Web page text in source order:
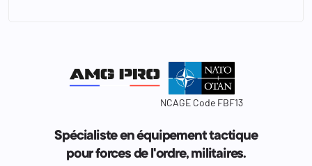
NCAGE Code FBF13
Spécialiste en équipement tactique
pour forces de l'ordre, militaires.